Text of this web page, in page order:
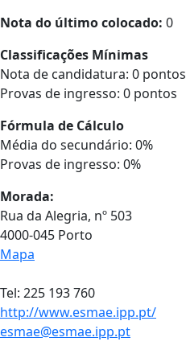
Nota do último colocado: 0
Classificações Mínimas
Nota de candidatura: 0 pontos
Provas de ingresso: 0 pontos
Fórmula de Cálculo
Média do secundário: 0%
Provas de ingresso: 0%
Morada:
Rua da Alegria, nº 503
4000-045 Porto
Mapa
Tel: 225 193 760
http://www.esmae.ipp.pt/
esmae@esmae.ipp.pt